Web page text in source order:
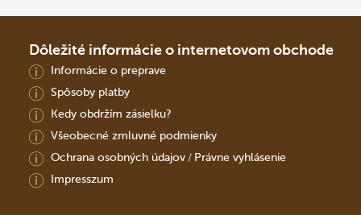
Dôležité informácie o internetovom obchode
Informácie o preprave
Spôsoby platby
Kedy obdržím zásielku?
Všeobecné zmluvné podmienky
Ochrana osobných údajov/ Právne vyhlásenie
Impresszum